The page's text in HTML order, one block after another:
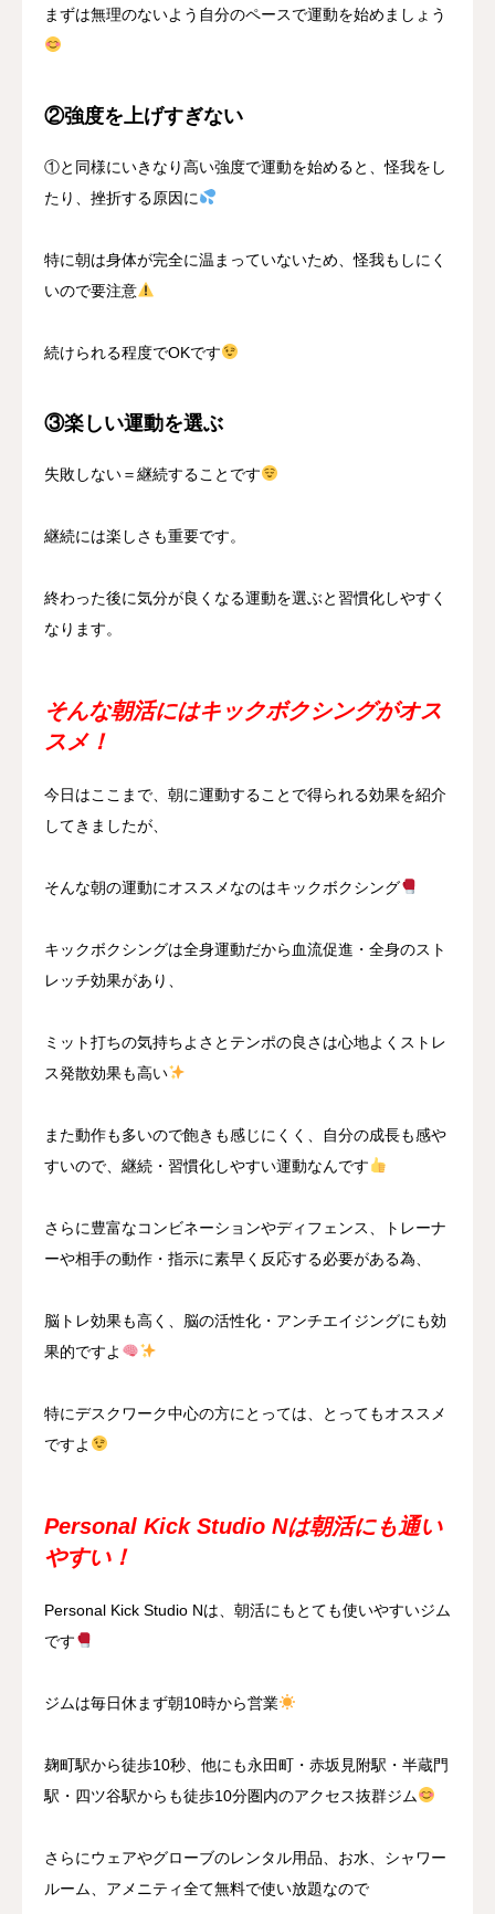
まずは無理のないよう自分のペースで運動を始めましょう
②強度を上げすぎない
①と同様にいきなり高い強度で運動を始めると、怪我をし
たり、挫折する原因に
特に朝は身体が完全に温まっていないため、怪我もしにく
いので要注意
続けられる程度でOKです
③楽しい運動を選ぶ
失敗しない＝継続することです
継続には楽しさも重要です。
終わった後に気分が良くなる運動を選ぶと習慣化しやすく
なります。
そんな朝活にはキックボクシングがオス
スメ！
今日はここまで、朝に運動することで得られる効果を紹介
してきましたが、
そんな朝の運動にオススメなのはキックボクシング
キックボクシングは全身運動だから血流促進・全身のスト
レッチ効果があり、
ミット打ちの気持ちよさとテンポの良さは心地よくストレ
ス発散効果も高い
また動作も多いので飽きも感じにくく、自分の成長も感や
すいので、継続・習慣化しやすい運動なんです
さらに豊富なコンビネーションやディフェンス、トレーナ
ーや相手の動作・指示に素早く反応する必要がある為、
脳トレ効果も高く、脳の活性化・アンチエイジングにも効
果的ですよ
特にデスクワーク中心の方にとっては、とってもオススメ
ですよ
Personal Kick Studio Nは朝活にも通い
やすい！
Personal Kick Studio Nは、朝活にもとても使いやすいジム
です
ジムは毎日休まず朝10時から営業
麹町駅から徒歩10秒、他にも永田町・赤坂見附駅・半蔵門
駅・四ツ谷駅からも徒歩10分圏内のアクセス抜群ジム
さらにウェアやグローブのレンタル用品、お水、シャワー
ルーム、アメニティ全て無料で使い放題なので